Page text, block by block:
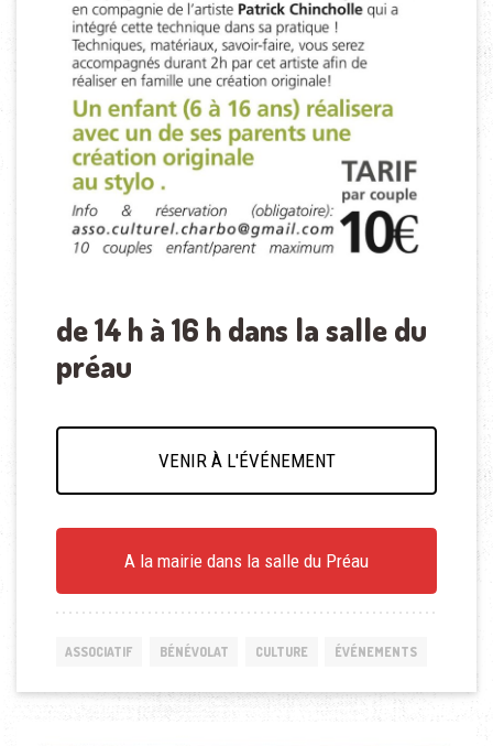
de 14 h à 16 h dans la salle du
préau
VENIR À L'ÉVÉNEMENT
A la mairie dans la salle du Préau
ASSOCIATIF BÉNÉVOLAT CULTURE ÉVÉNEMENTS